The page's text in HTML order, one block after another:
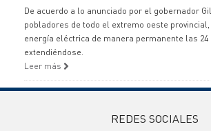
De acuerdo a lo anunciado por el gobernador
pobladores de todo el extremo oeste
energía eléctrica de manera permanente las 24
extendiéndose.
Leer más
REDES SOCIALES